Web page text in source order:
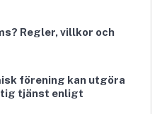
Regler, villkor och
förening kan utgöra
tjänst enligt